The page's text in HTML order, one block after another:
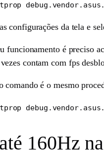
configurações da tela e
funcionamento é preciso
contam com fps
comando é o mesmo
160Hz